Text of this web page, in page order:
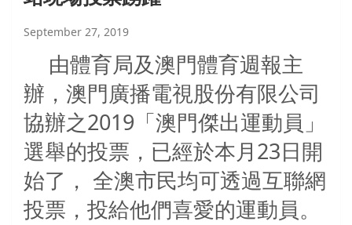
September 27, 2019
由體育局及澳門體育週報主
辦，澳門廣播電視股份有限公司
協辦之2019「澳門傑出運動員」
選舉的投票，已經於本月23日開
始了， 全澳市民均可透過互聯網
投票，投給他們喜愛的運動員。